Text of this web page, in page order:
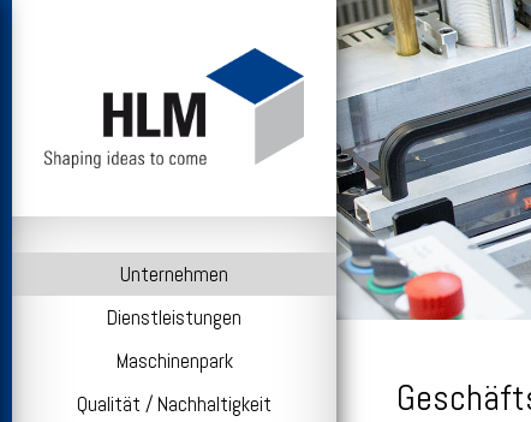
Unternehmen
Dienstleistungen
Maschinenpark
Qualität / Nachhaltigkeit